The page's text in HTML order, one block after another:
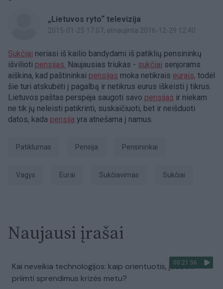
„Lietuvos ryto“ televizija
2015-01-25 17:07, atnaujinta 2016-12-29 12:40
Sukčiai neriasi iš kailio bandydami iš patiklių pensininkų
išvilioti pensijas. Naujausias triukas - sukčiai senjorams
aiškina, kad paštininkai pensijas moka netikrais eurais, todėl
šie turi atskubėti į pagalbą ir netikrus eurus iškeisti į tikrus.
Lietuvos paštas perspėja saugoti savo pensijas ir niekam
ne tik jų neleisti patikrinti, suskaičiuoti, bet ir neišduoti
datos, kada pensija yra atnešama į namus.
patiklumas Pensija pensininkai
vagys eurai sukčiavimas sukčiai
Naujausi įrašai
00:21:56
Kai neveikia technologijos: kaip orientuotis, judėti ir
priimti sprendimus krizės metu?